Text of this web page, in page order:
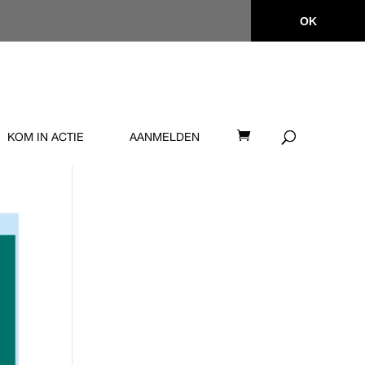
OK
KOM IN ACTIE AANMELDEN